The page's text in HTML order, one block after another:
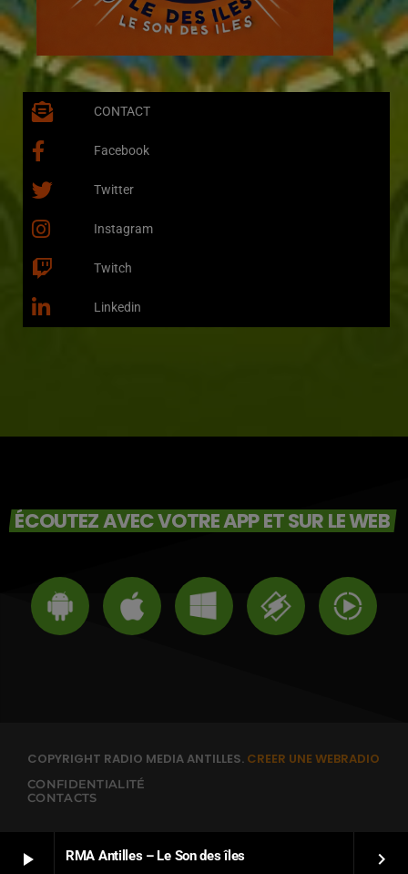
play_arrow RMA Antilles – Le Son des îles keyboard_arrow_right
CONTACT
Facebook
Twitter
Instagram
Twitch
Linkedin
ÉCOUTEZ AVEC VOTRE APP ET SUR LE WEB
COPYRIGHT RADIO MEDIA ANTILLES. CREER UNE WEBRADIO
CONFIDENTIALITÉ
CONTACTS